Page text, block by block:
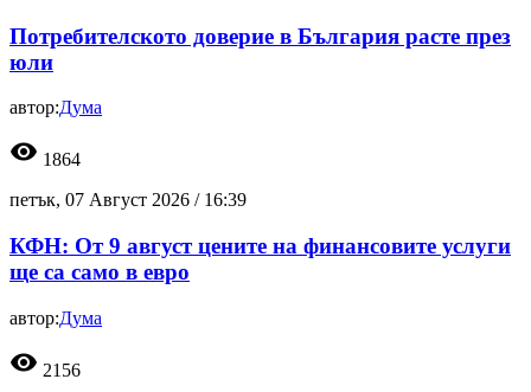
Потребителското доверие в България расте през
юли
автор:Дума
visibility 1864
петък, 07 Август 2026 / 16:39
КФН: От 9 август цените на финансовите услуги
ще са само в евро
автор:Дума
visibility 2156